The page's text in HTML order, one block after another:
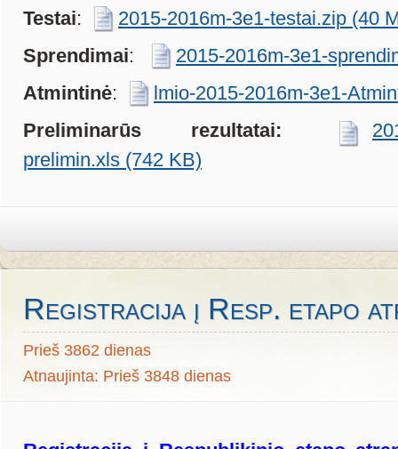
Testai:
2015-2016m-3e1-testai.zip (40
Sprendimai:
2015-2016m-3e1-
Atmintinė:
lmio-2015-2016m-3e1-
Preliminarūs rezultatai:
prelimin.xls (742 KB)
Registracija į Resp. etapo
Prieš 3862 dienas
Atnaujinta: Prieš 3848 dienas